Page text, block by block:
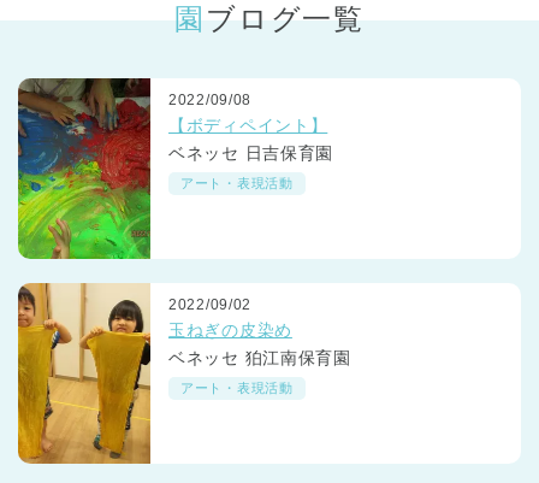
園ブログ一覧
2022/09/08
【ボディペイント】
ベネッセ 日吉保育園
アート・表現活動
2022/09/02
玉ねぎの皮染め
ベネッセ 狛江南保育園
アート・表現活動